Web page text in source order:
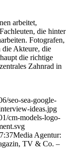
arbeitet,
die hinter
Fotografen,
die Akteure, die
die richtige
Zahnrad in
seo-sea-google-
ideas.jpg
cm-models-logo-
Media Agentur:
TV & Co. –